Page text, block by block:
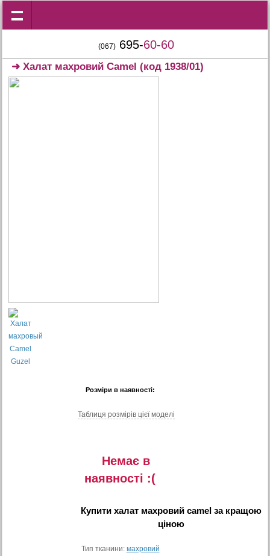
(067) 695-60-60
➜Халат махровий Camel (код 1938/01)
Розміри в наявності:
Таблиця розмiрiв цiєї моделi
Немає в
наявностi :(
Купити халат махровий camelза кращою
ціною
Тип тканини: махровий